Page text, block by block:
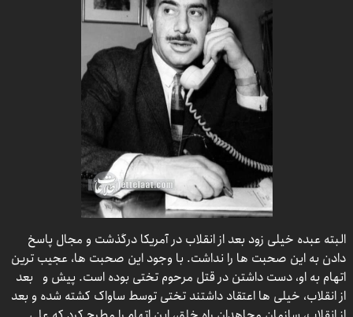
البته عبده خیلی زود بعد از انقلاب در آمریکا درگذشت و مجال پاسخ
دادن به این صحبت ها را نداشت. با وجود این صحبت ها، عجیب ترین
اتهام به او، دست داشتن در قتل مرحوم تختی بوده است. پیش و بعد
از انقلاب، خیلی ها اعتقاد داشتند تختی توسط ساواک کشته شده و بعد